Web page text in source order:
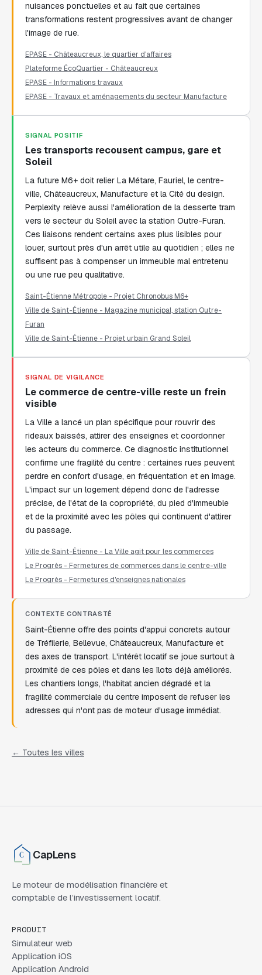
nuisances ponctuelles et au fait que certaines
transformations restent progressives avant de changer
l'image de rue.
EPASE - Châteaucreux, le quartier d'affaires
Plateforme ÉcoQuartier - Châteaucreux
EPASE - Informations travaux
EPASE - Travaux et aménagements du secteur Manufacture
SIGNAL POSITIF
Les transports recousent campus, gare et
Soleil
La future M6+ doit relier La Métare, Fauriel, le centre-
ville, Châteaucreux, Manufacture et la Cité du design.
Perplexity relève aussi l'amélioration de la desserte tram
vers le secteur du Soleil avec la station Outre-Furan.
Ces liaisons rendent certains axes plus lisibles pour
louer, surtout près d'un arrêt utile au quotidien ; elles ne
suffisent pas à compenser un immeuble mal entretenu
ou une rue peu qualitative.
Saint-Étienne Métropole - Projet Chronobus M6+
Ville de Saint-Étienne - Magazine municipal, station Outre-
Furan
Ville de Saint-Étienne - Projet urbain Grand Soleil
SIGNAL DE VIGILANCE
Le commerce de centre-ville reste un frein
visible
La Ville a lancé un plan spécifique pour rouvrir des
rideaux baissés, attirer des enseignes et coordonner
les acteurs du commerce. Ce diagnostic institutionnel
confirme une fragilité du centre : certaines rues peuvent
perdre en confort d'usage, en fréquentation et en image.
L'impact sur un logement dépend donc de l'adresse
précise, de l'état de la copropriété, du pied d'immeuble
et de la proximité avec les pôles qui continuent d'attirer
du passage.
Ville de Saint-Étienne - La Ville agit pour les commerces
Le Progrès - Fermetures de commerces dans le centre-ville
Le Progrès - Fermetures d'enseignes nationales
CONTEXTE CONTRASTÉ
Saint-Étienne offre des points d'appui concrets autour
de Tréfilerie, Bellevue, Châteaucreux, Manufacture et
des axes de transport. L'intérêt locatif se joue surtout à
proximité de ces pôles et dans les îlots déjà améliorés.
Les chantiers longs, l'habitat ancien dégradé et la
fragilité commerciale du centre imposent de refuser les
adresses qui n'ont pas de moteur d'usage immédiat.
← Toutes les villes
CapLens
Le moteur de modélisation financière et
comptable de l’investissement locatif.
PRODUIT
Simulateur web
Application iOS
Application Android